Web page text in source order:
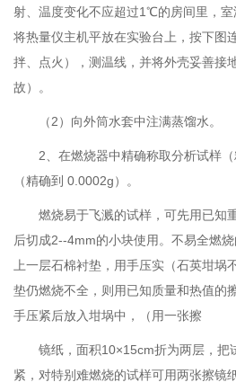
射、温度变化不应超过1℃的房间里，室
将热量仪主机平放在实验台上，按下图
拌、点火），测温线，并将外壳妥善接
故）。
（2）向外筒水套中注满蒸馏水。
2、在燃烧器中精确称取分析试样
（精确到 0.0002g）。
燃烧易于飞溅的试样，可先用已知
后切成2--4mm的小块使用。不易全燃
上一层石棉衬垫，用手压实（石英坩埚
垫仍燃烧不全，则用已知质量和热值的
手压紧后放入坩埚中，（用一张擦
镜纸，面积10×15cm折为两层，把
紧，对特别难燃烧的试样可用两张擦镜